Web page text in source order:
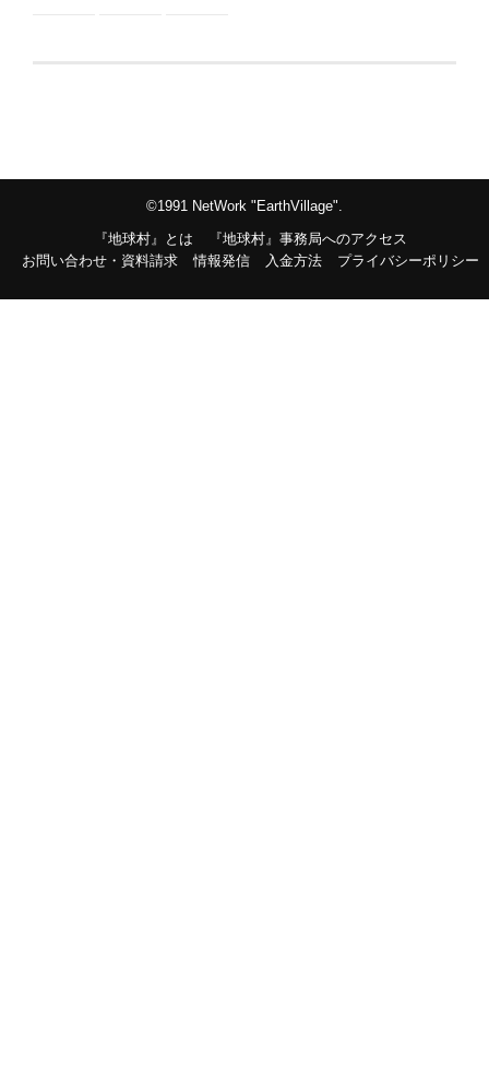
©1991 NetWork "EarthVillage".
『地球村』とは
『地球村』事務局へのアクセス
お問い合わせ・資料請求
情報発信 入金方法 プライバシーポリシー